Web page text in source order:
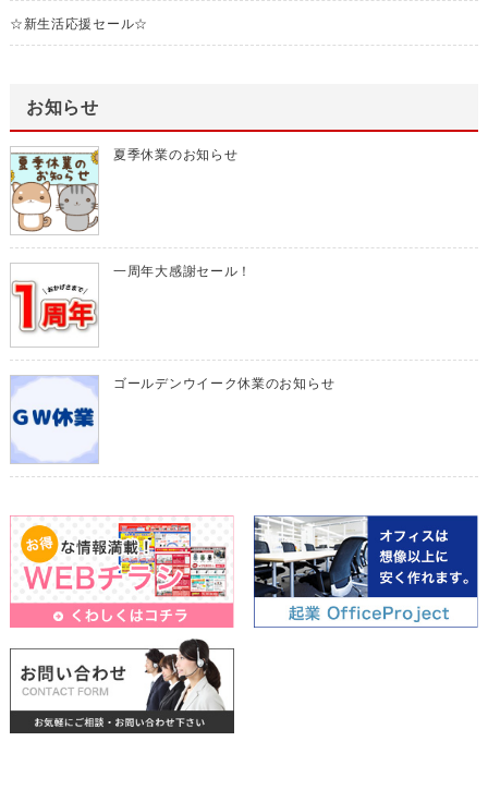
☆新生活応援セール☆
お知らせ
夏季休業のお知らせ
一周年大感謝セール！
ゴールデンウイーク休業のお知らせ